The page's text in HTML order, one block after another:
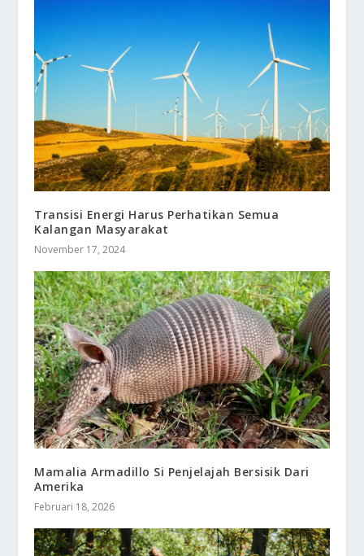
Transisi Energi Harus Perhatikan Semua
Kalangan Masyarakat
November 17, 2024
Mamalia Armadillo Si Penjelajah Bersisik Dari
Amerika
Februari 18, 2026